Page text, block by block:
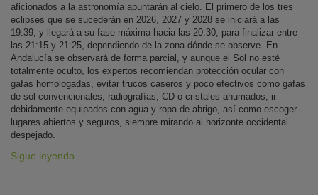
aficionados a la astronomía apuntarán al cielo. El primero de los tres
eclipses que se sucederán en 2026, 2027 y 2028 se iniciará a las
19:39, y llegará a su fase máxima hacia las 20:30, para finalizar entre
las 21:15 y 21:25, dependiendo de la zona dónde se observe. En
Andalucía se observará de forma parcial, y aunque el Sol no esté
totalmente oculto, los expertos recomiendan protección ocular con
gafas homologadas, evitar trucos caseros y poco efectivos como gafas
de sol convencionales, radiografías, CD o cristales ahumados, ir
debidamente equipados con agua y ropa de abrigo, así como escoger
lugares abiertos y seguros, siempre mirando al horizonte occidental
despejado.
Sigue leyendo